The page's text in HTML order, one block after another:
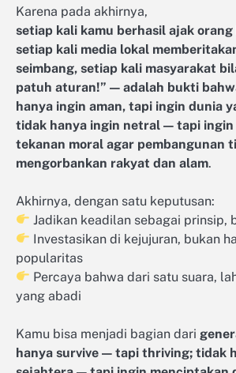
Karena pada akhirnya,
setiap kali kamu berhasil ajak
setiap kali media lokal
seimbang, setiap kali masyarakat
patuh aturan!” — adalah bukti
hanya ingin aman, tapi ingin dunia
tidak hanya ingin netral — tapi ingin
tekanan moral agar pembangunan
mengorbankan rakyat dan alam.
Akhirnya, dengan satu keputusan:
Jadikan keadilan sebagai prinsip,
Investasikan di kejujuran, bukan
popularitas
Percaya bahwa dari satu suara,
yang abadi
Kamu bisa menjadi bagian dari
hanya survive — tapi thriving; tidak